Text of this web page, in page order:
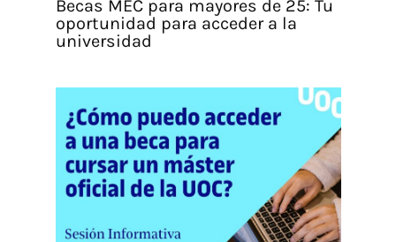
Becas MEC para mayores de 25: Tu
oportunidad para acceder a la
universidad